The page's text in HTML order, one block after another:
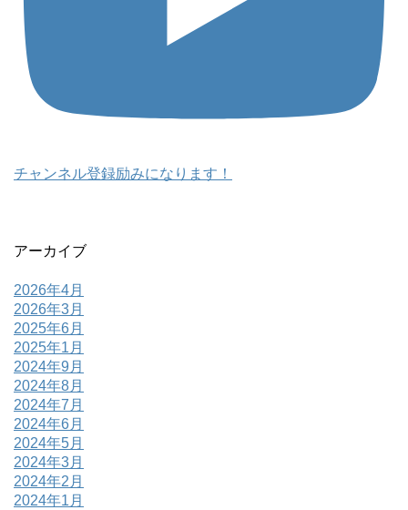
チャンネル登録励みになります！
アーカイブ
2026年4月
2026年3月
2025年6月
2025年1月
2024年9月
2024年8月
2024年7月
2024年6月
2024年5月
2024年3月
2024年2月
2024年1月